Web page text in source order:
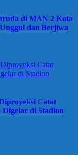
di MAN 2 Kota
dan Berjiwa
Catat
di Stadion